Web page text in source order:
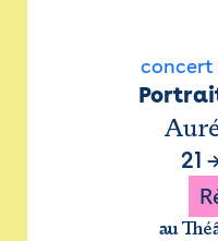
concert
21
au